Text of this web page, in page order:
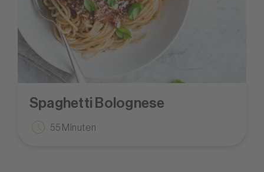
Spaghetti Bolognese
55 Minuten